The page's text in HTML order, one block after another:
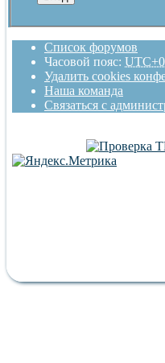
Список форумов
Часовой пояс:
Удалить cookies
Наша команда
Связаться с